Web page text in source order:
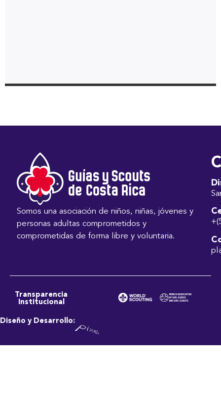
Somos una asociación de niños, niñas, jóvenes y
personas adultas comprometidos y
comprometidas de forma libre y voluntaria.
Transparencia
Institucional
Diseño y Desarrollo: